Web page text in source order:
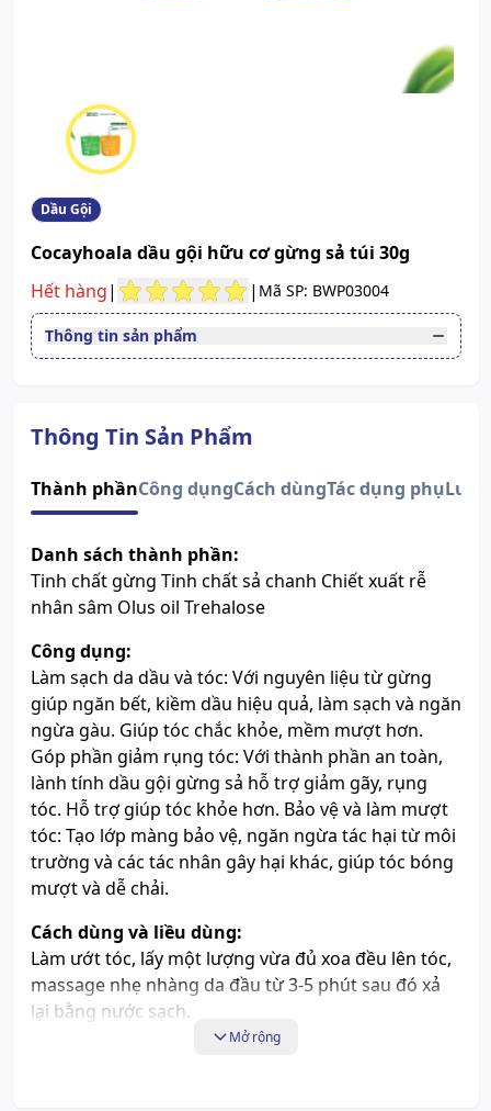
Dầu Gội
Cocayhoala dầu gội hữu cơ gừng sả túi 30g
Hết hàng| | Mã SP: BWP03004
Thông tin sản phẩm
Độ tuổi sử dụng
những ai có mái tóc bị hư tổn do
uốn, nhuộm, duỗi hoặc tác động
- Người có tóc nhanh bết, da
- Người muốn chăm sóc tóc
khỏe mạnh, bóng mượt: Phù
hợp với mọi loại tóc, giúp tóc
bú: Với thành phần từ thiên
nhiên, an toàn cho mẹ bầu và
không chứa hóa chất độc hại.
Xem giấy công bố sản phẩm
Thông Tin Sản Phẩm
Thành phầnCông dụngCách dùngTác dụng phụLưu
Danh sách thành phần:
Tinh chất gừng Tinh chất sả chanh Chiết xuất rễ
nhân sâm Olus oil Trehalose
Công dụng:
Làm sạch da dầu và tóc: Với nguyên liệu từ gừng
giúp ngăn bết, kiềm dầu hiệu quả, làm sạch và ngăn
ngừa gàu. Giúp tóc chắc khỏe, mềm mượt hơn.
Góp phần giảm rụng tóc: Với thành phần an toàn,
lành tính dầu gội gừng sả hỗ trợ giảm gãy, rụng
tóc. Hỗ trợ giúp tóc khỏe hơn. Bảo vệ và làm mượt
tóc: Tạo lớp màng bảo vệ, ngăn ngừa tác hại từ môi
trường và các tác nhân gây hại khác, giúp tóc bóng
mượt và dễ chải.
Cách dùng và liều dùng:
Làm ướt tóc, lấy một lượng vừa đủ xoa đều lên tóc,
massage nhẹ nhàng da đầu từ 3-5 phút sau đó xả
lại bằng nước sạch.
Mở rộng